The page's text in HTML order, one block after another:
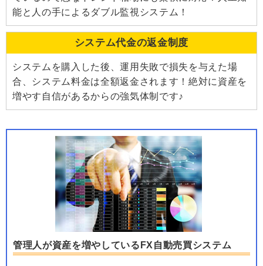
能と人の手によるダブル監視システム！
システム代金の返金制度
システムを購入した後、運用失敗で損失を与えた場
合、システム料金は全額返金されます！絶対に資産を
増やす自信があるからの強気体制です♪
管理人が資産を増やしているFX自動売買システム